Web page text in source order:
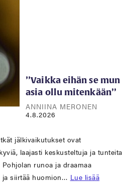
’’Vaikka eihän se mun
asia ollu mitenkään’’
ANNIINA MERONEN
4.8.2026
jälkivaikutukset ovat
laajasti keskusteltuja ja tunteita
runoa ja draamaa
ja siirtää huomion… Lue lisää